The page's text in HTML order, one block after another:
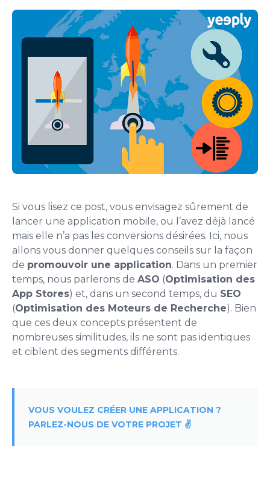
Si vous lisez ce post, vous envisagez sûrement de
lancer une application mobile, ou l’avez déjà lancé
mais elle n’a pas les conversions désirées. Ici, nous
allons vous donner quelques conseils sur la façon
de promouvoir une application. Dans un premier
temps, nous parlerons de ASO (Optimisation des
App Stores) et, dans un second temps, du SEO
(Optimisation des Moteurs de Recherche). Bien
que ces deux concepts présentent de
nombreuses similitudes, ils ne sont pas identiques
et ciblent des segments différents.
VOUS VOULEZ CRÉER UNE APPLICATION ?
PARLEZ-NOUS DE VOTRE PROJET ✌️